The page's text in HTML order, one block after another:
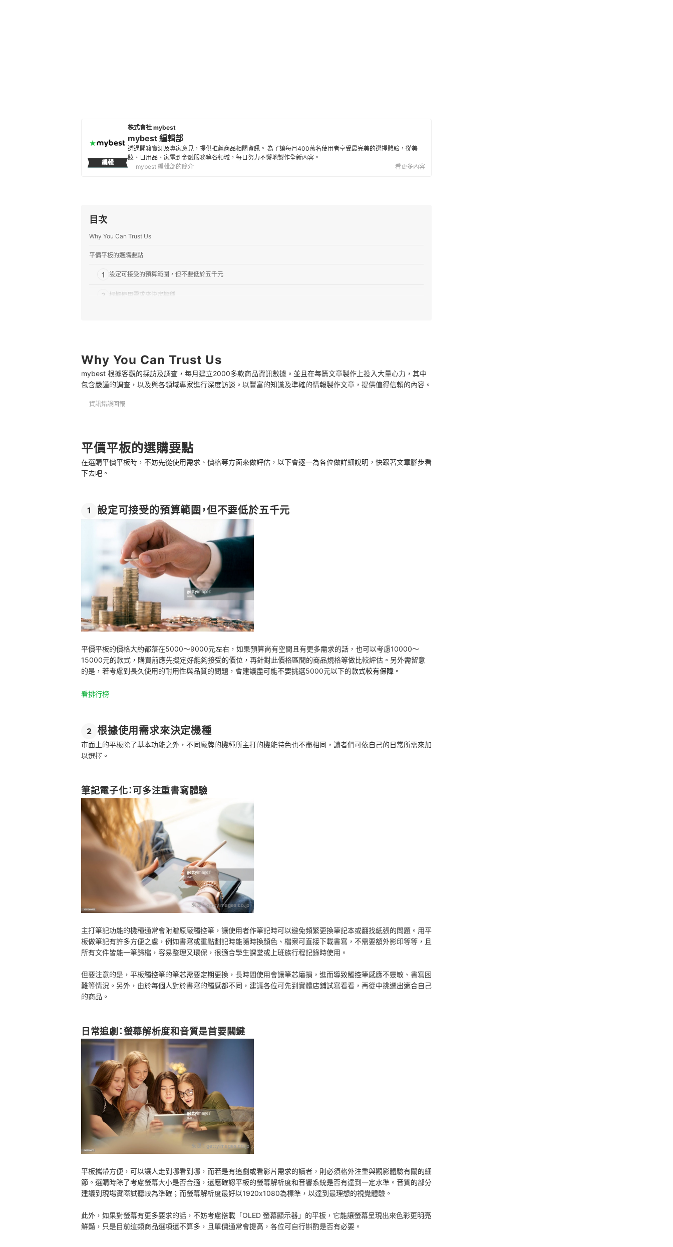
編輯
株式會社 mybest
mybest 編輯部
透過開箱實測及專家意見，提供推薦商品相關資訊。 為了讓每月400萬名使用者享受最完美的選擇體驗，從美
妝、日用品、家電到金融服務等各領域，每日努力不懈地製作全新內容。
mybest 編輯部的簡介
看更多內容
目次
Why You Can Trust Us
平價平板的選購要點
1 設定可接受的預算範圍，但不要低於五千元
2 根據使用需求來決定機種
選購平價平板的常見問題
Q：平價平板會不會容易壞？
Why You Can Trust Us
mybest 根據客觀的採訪及調查，每月建立2000多款商品資訊數據。並且在每篇文章製作上投入大量心力，其中
包含嚴謹的調查，以及與各領域專家進行深度訪談。以豐富的知識及準確的情報製作文章，提供值得信賴的內容。
資訊錯誤回報
平價平板的選購要點
在選購平價平板時，不妨先從使用需求、價格等方面來做評估，以下會逐一為各位做詳細說明，快跟著文章腳步看
下去吧。
1 設定可接受的預算範圍，但不要低於五千元
來源：gettyimages.co.jp
平價平板的價格大約都落在5000～9000元左右，如果預算尚有空間且有更多需求的話，也可以考慮10000～
15000元的款式，購買前應先擬定好能夠接受的價位，再針對此價格區間的商品規格等做比較評估。另外需留意
的是，若考慮到長久使用的耐用性與品質的問題，會建議盡可能不要挑選5000元以下的款式較有保障。
看排行榜
2 根據使用需求來決定機種
市面上的平板除了基本功能之外，不同廠牌的機種所主打的機能特色也不盡相同，讀者們可依自己的日常所需來加
以選擇。
筆記電子化：可多注重書寫體驗
來源：gettyimages.co.jp
主打筆記功能的機種通常會附贈原廠觸控筆，讓使用者作筆記時可以避免頻繁更換筆記本或翻找紙張的問題。用平
板做筆記有許多方便之處，例如書寫或重點劃記時能隨時換顏色、檔案可直接下載書寫，不需要額外影印等等，且
所有文件皆能一筆歸檔，容易整理又環保，很適合學生課堂或上班族行程記錄時使用。
但要注意的是，平板觸控筆的筆芯需要定期更換，長時間使用會讓筆芯磨損，進而導致觸控筆感應不靈敏、書寫困
難等情況。另外，由於每個人對於書寫的觸感都不同，建議各位可先到實體店鋪試寫看看，再從中挑選出適合自己
的商品。
日常追劇：螢幕解析度和音質是首要關鍵
來源： gettyimages.co.jp
平板攜帶方便，可以讓人走到哪看到哪，而若是有追劇或看影片需求的讀者，則必須格外注重與觀影體驗有關的細
節。選購時除了考慮螢幕大小是否合適，還應確認平板的螢幕解析度和音響系統是否有達到一定水準。音質的部分
建議到現場實際試聽較為準確；而螢幕解析度最好以1920x1080為標準，以達到最理想的視覺體驗。
此外，如果對螢幕有更多要求的話，不妨考慮搭載「OLED 螢幕顯示器」的平板，它能讓螢幕呈現出來色彩更明亮
鮮豔，只是目前這類商品選項還不算多，且單價通常會提高，各位可自行斟酌是否有必要。